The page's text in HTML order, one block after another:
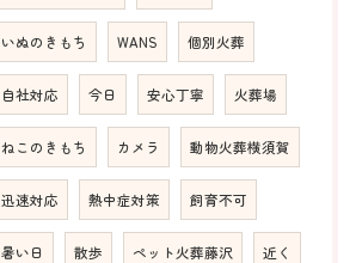
いぬのきもち WANS 個別火葬
自社対応 今日 安心丁寧 火葬場
ねこのきもち カメラ 動物火葬横須賀
迅速対応 熱中症対策 飼育不可
暑い日 散歩 ペット火葬藤沢 近く